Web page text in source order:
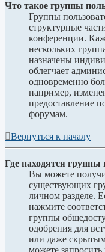
Что такое группы
Группы
структурные
конференции.
нескольких
назначены
облегчает
одновременно
например,
предоставление
форумам.
Вернуться к началу
Где находятся группы
Вы можете
существующих
личном разделе.
нажмите
группы
одобрения для
или даже